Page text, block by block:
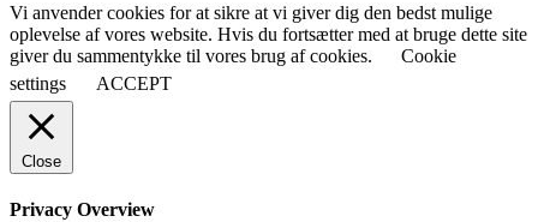
Vi anvender cookies for at sikre at vi giver dig den bedst mulige
oplevelse af vores website. Hvis du fortsætter med at bruge dette site
giver du sammentykke til vores brug af cookies.
Cookie
settings
ACCEPT
Close
Privacy Overview